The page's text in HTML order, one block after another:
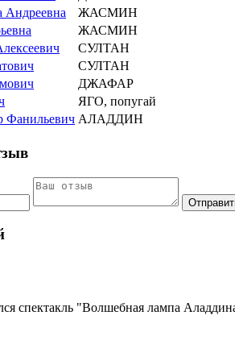
Андреевна
ЖАСМИН
ЖАСМИН
СУЛТАН
СУЛТАН
ДЖАФАР
ЯГО, попугай
Фанильевич АЛАДДИН
спектакль "Волшебная лампа